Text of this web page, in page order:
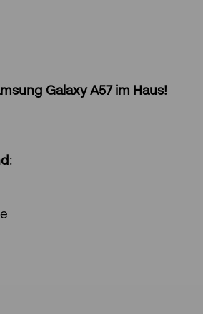
Galaxy A57 im Haus!
: